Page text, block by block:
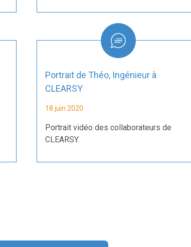
Portrait de Théo, Ingénieur à
CLEARSY
18 juin 2020
Portrait vidéo des collaborateurs de
CLEARSY.